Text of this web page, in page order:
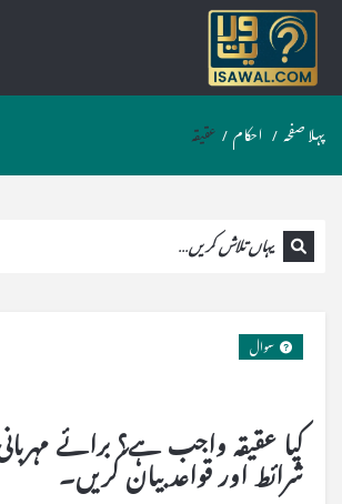
پہلا صفحہ / احکام / عقیقه
کیا عقیقہ واجب ہے؟ برائے
شرائط اور قواعد بیان کریں۔
سوال